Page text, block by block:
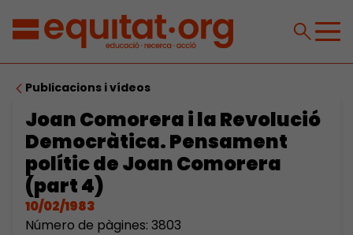
Publicacions i vídeos
Joan Comorera i la Revolució
Democràtica. Pensament
polític de Joan Comorera
(part 4)
10/02/1983
Número de pàgines: 3803